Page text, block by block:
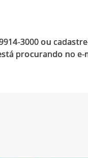
3000 ou
procurando no e-